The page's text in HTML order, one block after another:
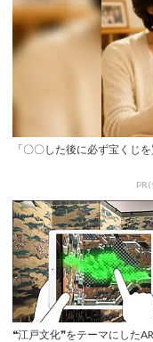
「〇〇した後に必ず宝くじ
❝江戸文化❞をテーマにした